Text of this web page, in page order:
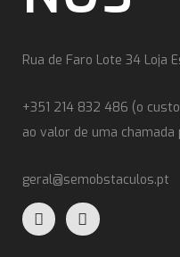
Rua de Faro Lote 34 Loja
+351 214 832 486 (o
ao valor de uma
geral@semobstaculos.pt